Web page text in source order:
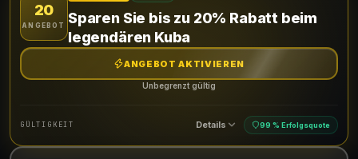
20
ANGEBOT
Sparen Sie bis zu 20% Rabatt beim
legendären Kuba
ANGEBOT AKTIVIEREN
Unbegrenzt gültig
GÜLTIGKEIT Details 99 % Erfolgsquote